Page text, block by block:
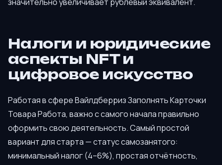
Налоги и юридические
аспекты NFT и
цифровое искусство
Работая в сфере Вайлдберриз Заполнять Карточки
Товара Работа, важно с самого начала правильно
оформить свою деятельность. Самый простой
вариант для старта — статус самозанятого:
минимальный налог (4–6%), простая отчётность,